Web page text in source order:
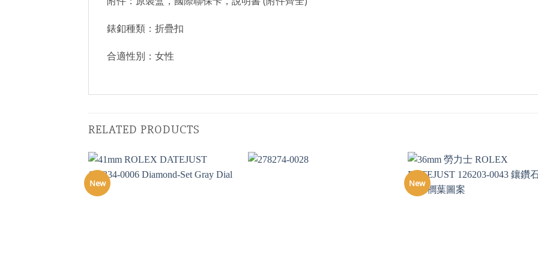
錶釦種類：折疊扣
合適性別：女性
RELATED PRODUCTS
New New